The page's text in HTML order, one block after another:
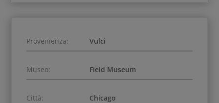
Provenienza: Vulci
Museo: Field Museum
Città: Chicago